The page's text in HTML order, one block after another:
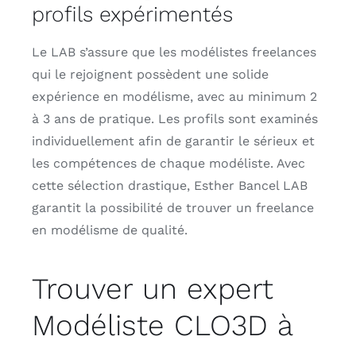
profils expérimentés
Le LAB s’assure que les modélistes freelances
qui le rejoignent possèdent une solide
expérience en modélisme, avec au minimum 2
à 3 ans de pratique. Les profils sont examinés
individuellement afin de garantir le sérieux et
les compétences de chaque modéliste. Avec
cette sélection drastique, Esther Bancel LAB
garantit la possibilité de trouver un freelance
en modélisme de qualité.
Trouver un expert
Modéliste CLO3D à